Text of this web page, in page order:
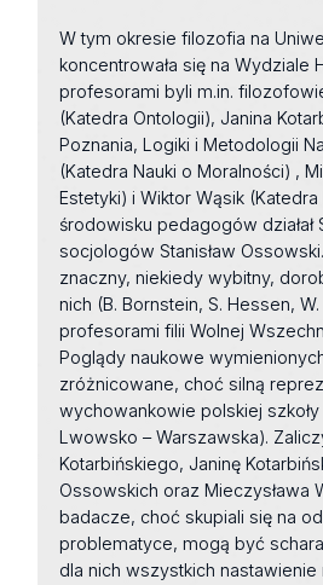
W tym okresie filozofia na
koncentrowała się na Wydziale
profesorami byli m.in.
(Katedra Ontologii), Janina
Poznania, Logiki i Metodologii
(Katedra Nauki o Moralności) ,
Estetyki) i Wiktor Wąsik
środowisku pedagogów
socjologów Stanisław
znaczny, niekiedy wybitny,
nich (B. Bornstein, S. Hessen,
profesorami filii Wolnej
Poglądy naukowe
zróżnicowane, choć silną
wychowankowie polskiej szkoły
Lwowsko – Warszawska).
Kotarbińskiego, Janinę
Ossowskich oraz Mieczysława
badacze, choć skupiali się na
problematyce, mogą być
dla nich wszystkich